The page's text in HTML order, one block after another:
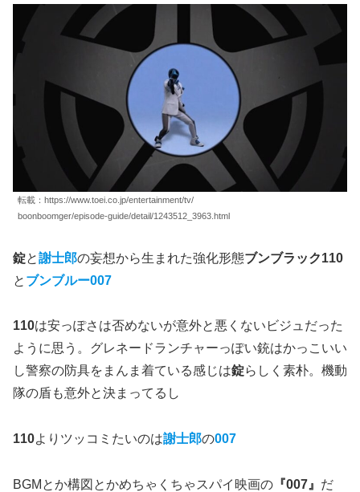
転載：https://www.toei.co.jp/entertainment/tv/
boonboomger/episode-guide/detail/1243512_3963.html
錠と謝士郎の妄想から生まれた強化形態ブンブラック110
と ブンブルー007
110は安っぽさは否めないが意外と悪くないビジュだった
ように思う。グレネードランチャーっぽい銃はかっこいい
し警察の防具をまんま着ている感じは錠らしく素朴。機動
隊の盾も意外と決まってるし
110よりツッコミたいのは謝士郎の007
BGMとか構図とかめちゃくちゃスパイ映画の 『007』 だ